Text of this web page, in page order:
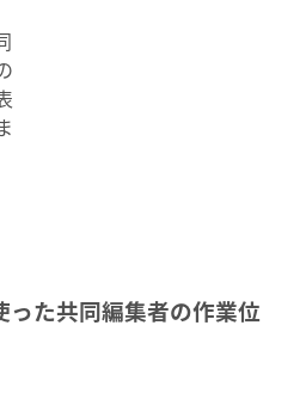
った共同編集者の作業位